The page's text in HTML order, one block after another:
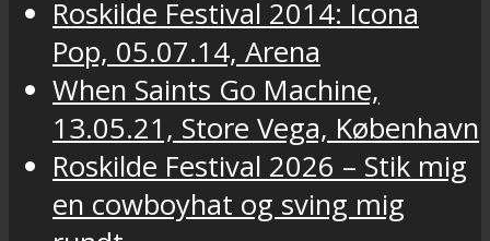
Roskilde Festival 2014: Icona
Pop, 05.07.14, Arena
When Saints Go Machine,
13.05.21, Store Vega, København
Roskilde Festival 2026 – Stik mig
en cowboyhat og sving mig